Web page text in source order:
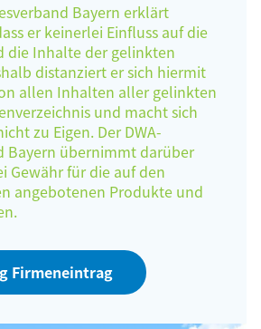
Bayern erklärt
er keinerlei Einfluss auf die
die Inhalte der gelinkten
distanziert er sich hiermit
allen Inhalten aller gelinkten
und macht sich
zu Eigen. Der DWA-
Bayern übernimmt darüber
Gewähr für die auf den
angebotenen Produkte und
Firmeneintrag